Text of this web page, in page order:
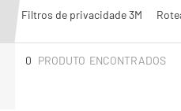
Filtros de privacidade 3M
0 PRODUTO